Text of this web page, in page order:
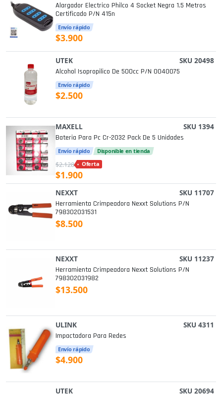
Alargador Electrico Philco 4 Socket Negra 1.5 Metros
Certificado P/n 415n
Envío rápido
$3.900
UTEK SKU 20498
Alcohol Isopropilico De 500cc P/n 0040075
Envío rápido
$2.500
MAXELL SKU 1394
Bateria Para Pc Cr-2032 Pack De 5 Unidades
Envío rápido Disponible en tienda
$2.128 Oferta
$1.900
NEXXT SKU 11707
Herramienta Crimpeadora Nexxt Solutions P/n
798302031531
$8.500
NEXXT SKU 11237
Herramienta Crimpeadora Nexxt Solutions P/n
798302031982
$13.500
ULINK SKU 4311
Impactadora Para Redes
Envío rápido
$4.900
UTEK SKU 20694